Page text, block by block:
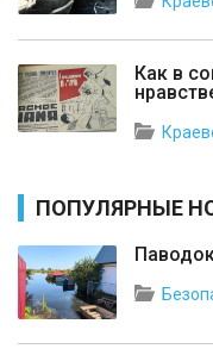
Как в
ПОПУЛЯРНЫЕ